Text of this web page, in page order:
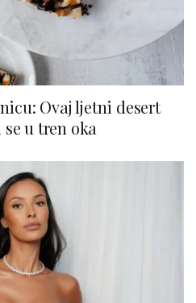
Ovaj ljetni desert
u tren oka